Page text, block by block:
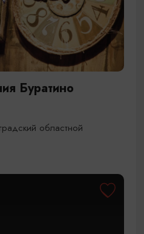
Буратино
областной